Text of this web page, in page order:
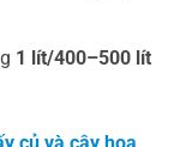
1 lít/400–500 lít
củ và cây hoa